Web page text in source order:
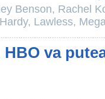
Benson, Rachel
, Lawless,
va